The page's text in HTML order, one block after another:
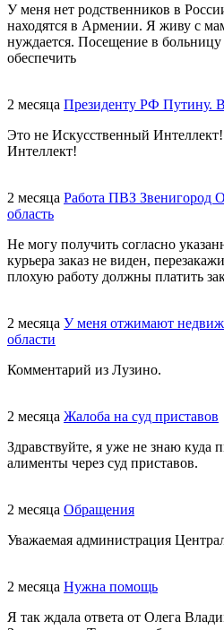
У меня нет родственников в
находятся в Армении. Я живу с
нуждается. Посещение в
обеспечить
2 месяца Президенту РФ Путину.
Это не Искусственный
Интеллект!
2 месяца Работа ПВЗ Звенигород
область
Не могу получить согласно
курьера заказ не виден,
плохую работу должны платить
2 месяца У меня отжимают
области
Комментарий из Лузино.
2 месяца Жалоба на суд приставов
Здравствуйте, я уже не знаю куда
алименты через суд приставов.
2 месяца Обращения
Уважаемая администрация
2 месяца Нужна помощь
Я так ждала ответа от Олега